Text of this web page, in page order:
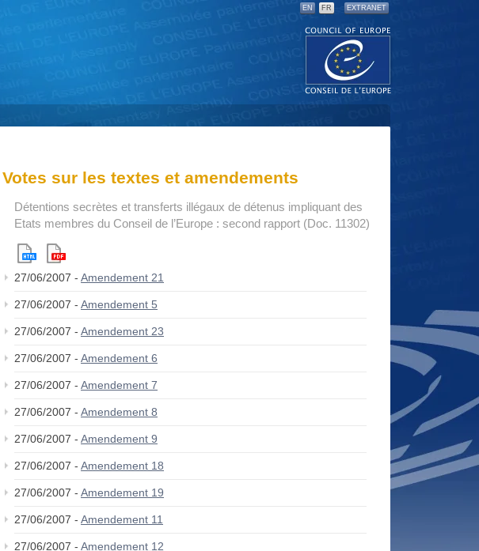
EN FR EXTRANET
Votes sur les textes et amendements
Détentions secrètes et transferts illégaux de détenus impliquant des
Etats membres du Conseil de l’Europe : second rapport (Doc. 11302)
27/06/2007 - Amendement 21
27/06/2007 - Amendement 5
27/06/2007 - Amendement 23
27/06/2007 - Amendement 6
27/06/2007 - Amendement 7
27/06/2007 - Amendement 8
27/06/2007 - Amendement 9
27/06/2007 - Amendement 18
27/06/2007 - Amendement 19
27/06/2007 - Amendement 11
27/06/2007 - Amendement 12